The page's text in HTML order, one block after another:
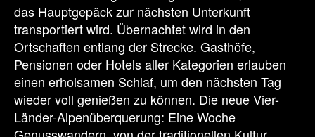
das Hauptgepäck zur nächsten Unterkunft
transportiert wird. Übernachtet wird in den
Ortschaften entlang der Strecke. Gasthöfe,
Pensionen oder Hotels aller Kategorien erlauben
einen erholsamen Schlaf, um den nächsten Tag
wieder voll genießen zu können. Die neue Vier-
Länder-Alpenüberquerung: Eine Woche